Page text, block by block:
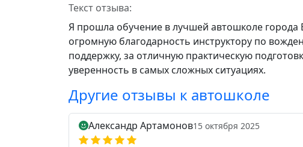
Текст отзыва:
Я прошла обучение в лучшей автошколе города
огромную благодарность инструктору по
поддержку, за отличную практическую
уверенность в самых сложных ситуациях.
Другие отзывы к автошколе
Александр Артамонов15 октября 2025